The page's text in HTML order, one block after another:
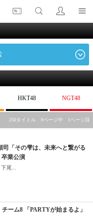
HKT48 NGT48
250タイトル 9ページ中 1ページ目
司「その雫は、未来へと繋がる
卒業公演
尾...
ーム8 「PARTYが始まるよ」